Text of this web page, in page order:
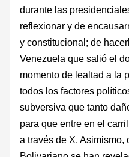
durante las
reflexionar y de
y constitucional; de
Venezuela que salió el
momento de lealtad a la
todos los factores
subversiva que tanto
para que entre en el
a través de X.